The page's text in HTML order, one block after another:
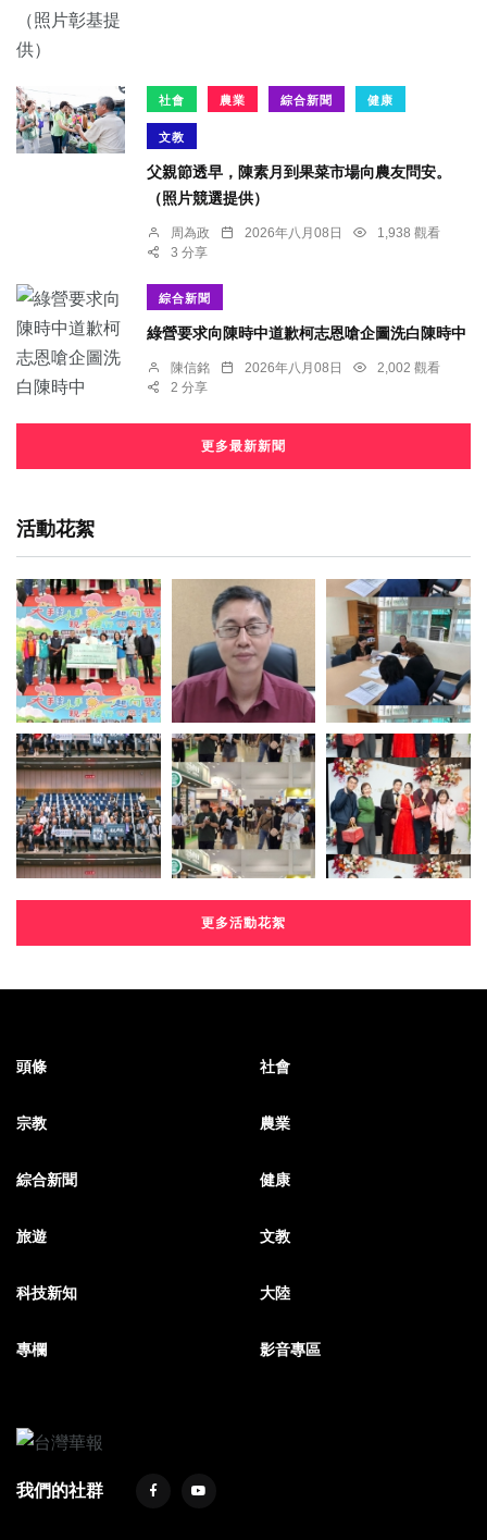
社會 農業 綜合新聞 健康
文教
父親節透早，陳素月到果菜市場向農友問安。
（照片競選提供）
周為政 2026年八月08日
1,938 觀看
3 分享
綜合新聞
綠營要求向陳時中道歉柯志恩嗆企圖洗白陳時中
陳信銘 2026年八月08日
2,002 觀看
2 分享
更多最新新聞
活動花絮
更多活動花絮
頭條 社會
宗教 農業
綜合新聞 健康
旅遊 文教
科技新知 大陸
專欄 影音專區
我們的社群